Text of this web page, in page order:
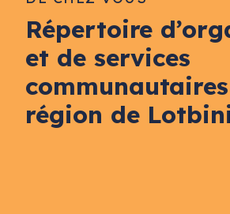
Répertoire
et de services
région de